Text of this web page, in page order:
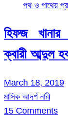
পথ ও পাথেয়
হিফজ খানার
ক্বারী আব্দুল
March 18, 2019
মাসিক আদর্শ নারী
15 Comments